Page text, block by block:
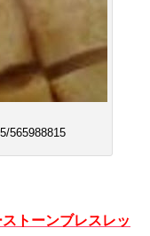
565988815
トーンブレスレッ